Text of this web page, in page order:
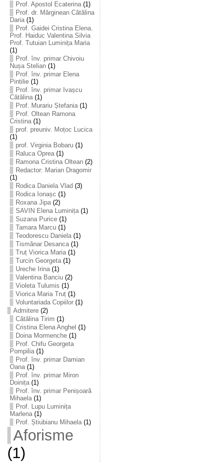
Prof. Apostol Ecaterina(1)
Prof. dr. Mărginean Cătălina
Daria(1)
Prof. Gaidei Cristina Elena.
Prof. Haiduc Valentina Silvia
Prof. Tutuian Luminița Maria
(1)
Prof. înv. primar Chivoiu
Nușa Stelian(1)
Prof. înv. primar Elena
Pintilie(1)
Prof. înv. primar Ivașcu
Cătălina(1)
Prof. Murariu Ștefania(1)
Prof. Oltean Ramona
Cristina(1)
prof. preuniv. Moțoc Lucica
(1)
prof. Virginia Bobaru(1)
Raluca Oprea(1)
Ramona Cristina Oltean(2)
Redactor: Marian Dragomir
(1)
Rodica Daniela Vlad (3)
Rodica Ionașc (1)
Roxana Jipa(2)
SAVIN Elena Luminița(1)
Suzana Purice(1)
Tamara Marcu(1)
Teodorescu Daniela(1)
Tismănar Desanca(1)
Truț Viorica Maria(1)
Turcin Georgeta(1)
Ureche Irina(1)
Valentina Banciu(2)
Violeta Tulumis (1)
Viorica Maria Truț(1)
Voluntariada Copiilor(1)
Admitere(2)
Cătălina Tirim (1)
Cristina Elena Anghel (1)
Doina Mormenche(1)
Prof. Chifu Georgeta
Pompilia(1)
Prof. înv. primar Damian
Oana(1)
Prof. înv. primar Miron
Doinița(1)
Prof. înv. primar Penișoară
Mihaela(1)
Prof. Lupu Luminița
Marlena(1)
Prof. Știubianu Mihaela(1)
Aforisme
(1)